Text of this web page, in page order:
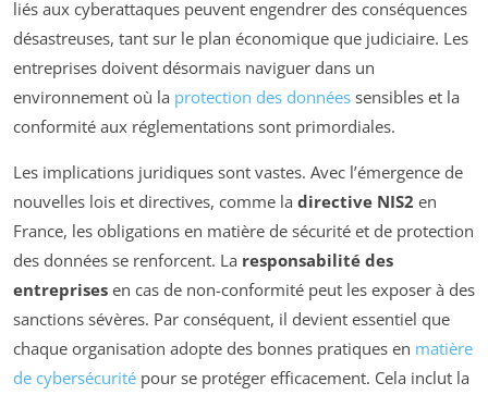
liés aux cyberattaques peuvent engendrer des conséquences
désastreuses, tant sur le plan économique que judiciaire. Les
entreprises doivent désormais naviguer dans un
environnement où la protection des données sensibles et la
conformité aux réglementations sont primordiales.
Les implications juridiques sont vastes. Avec l’émergence de
nouvelles lois et directives, comme la directive NIS2 en
France, les obligations en matière de sécurité et de protection
des données se renforcent. La responsabilité des
entreprises en cas de non-conformité peut les exposer à des
sanctions sévères. Par conséquent, il devient essentiel que
chaque organisation adopte des bonnes pratiques en matière
de cybersécurité pour se protéger efficacement. Cela inclut la